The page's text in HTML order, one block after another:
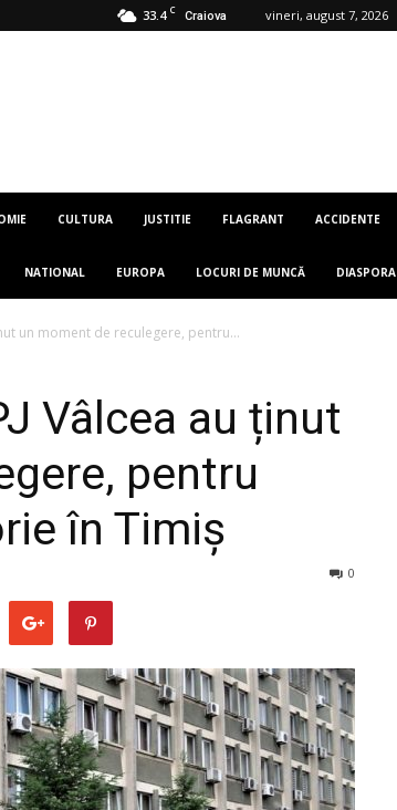
33.4 C Craiova vineri, august 7, 2026
CULTURA JUSTITIE FLAGRANT ACCIDENTE
NATIONAL EUROPA LOCURI DE MUNCĂ DIASPORA
un moment de reculegere, pentru...
Vâlcea au ținut
pentru
în Timiș
0